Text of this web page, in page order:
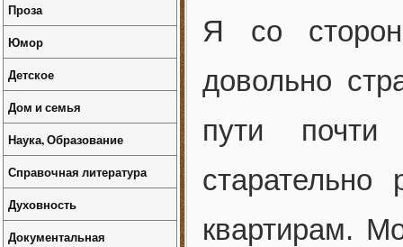
Я со
довольно
пути почти
квартирам.
Проза
Юмор
Детское
Дом и семья
Наука, Образование
Справочная литература
Духовность
Документальная